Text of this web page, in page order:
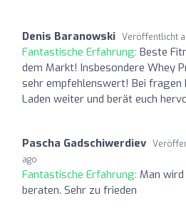
Denis Baranowski Veröffentlicht
Fantastische Erfahrung: Beste
dem Markt! Insbesondere Whey
sehr empfehlenswert! Bei fragen
Laden weiter und berät euch
Pascha Gadschiwerdiev
ago
Fantastische Erfahrung: Man
beraten. Sehr zu frieden